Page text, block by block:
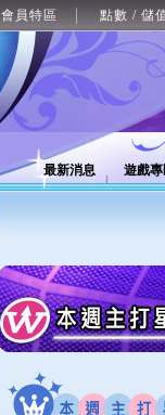
會員特區 點數 / 儲
最新消息 遊戲